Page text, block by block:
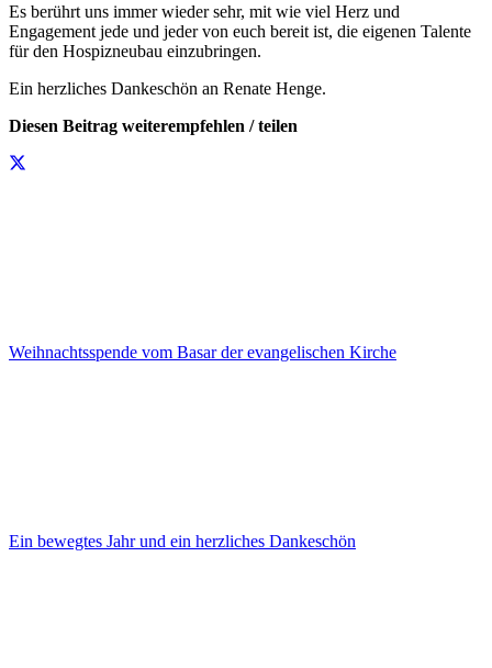
Es berührt uns immer wieder sehr, mit wie viel Herz und
Engagement jede und jeder von euch bereit ist, die eigenen Talente
für den Hospizneubau einzubringen.
Ein herzliches Dankeschön an Renate Henge.
Diesen Beitrag weiterempfehlen / teilen
Weihnachtsspende vom Basar der evangelischen Kirche
Ein bewegtes Jahr und ein herzliches Dankeschön